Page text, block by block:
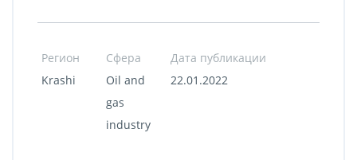
Регион Сфера
Дата публикации
Krashi
Oil and
gas
industry
22.01.2022